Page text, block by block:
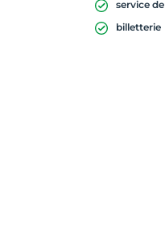
service
billetterie